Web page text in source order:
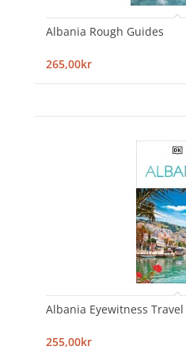
Albania Rough Guides
265,00kr
Albania Eyewitness
255,00kr